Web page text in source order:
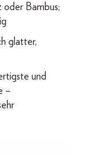
oder Bambus;
glatter,
und
–